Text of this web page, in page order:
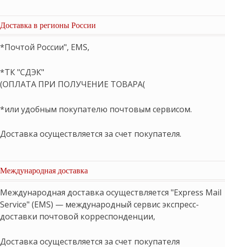
Доставка в регионы России
*Почтой России", EMS,
*ТК "СДЭК"
(ОПЛАТА ПРИ ПОЛУЧЕНИЕ ТОВАРА(
*или удобным покупателю почтовым сервисом.
Доставка осуществляется за счет покупателя.
Международная доставка
Международная доставка осуществляется "Express Mail
Service" (EMS) — международный сервис экспресс-
доставки почтовой корреспонденции,
Доставка осуществляется за счет покупателя